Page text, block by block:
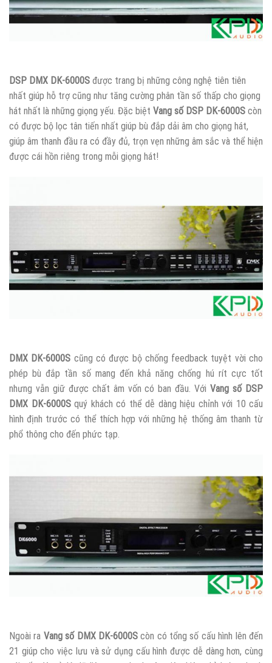
DSP DMX DK-6000S được trang bị những công nghệ tiên tiên
nhất giúp hỗ trợ cũng như tăng cường phân tần số thấp cho giọng
hát nhất là những giọng yếu. Đặc biệt Vang số DSP DK-6000S còn
có được bộ lọc tân tiến nhất giúp bù đắp dải âm cho giọng hát,
giúp âm thanh đầu ra có đầy đủ, trọn vẹn những âm sắc và thể hiện
được cái hồn riêng trong mỗi giọng hát!
DMX DK-6000S cũng có được bộ chống feedback tuyệt vời cho
phép bù đắp tần số mang đến khả năng chống hú rít cực tốt
nhưng vẫn giữ được chất âm vốn có ban đầu. VớiVang số DSP
DMX DK-6000S quý khách có thể dễ dàng hiệu chỉnh với 10 cấu
hình định trước có thể thích hợp với những hệ thống âm thanh từ
phổ thông cho đến phức tạp.
Ngoài ra Vang số DMX DK-6000Scòn có tổng số cấu hình lên đến
21 giúp cho việc lưu và sử dụng cấu hình được dễ dàng hơn, cùng